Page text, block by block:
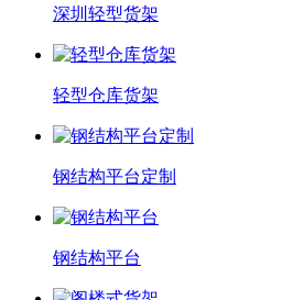
深圳轻型货架
轻型仓库货架
钢结构平台定制
钢结构平台